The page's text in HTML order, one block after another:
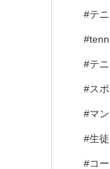
#テ
#テ
#ス
#マ
#生
#コ